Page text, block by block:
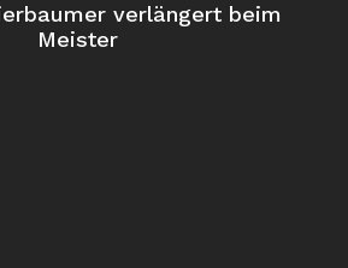
verlängert beim
Meister